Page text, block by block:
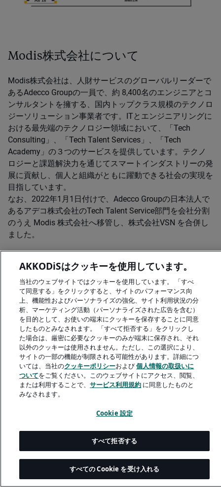
Modis株式会社について
Modis株式会社は、人財サービスのグローバルリーダーで
あるAdecco Groupの一員で、約 8,400名のエンジニアとコ
ンサルタントを擁する、国内トップクラス規模のテクノロ
ジーソリューション事業者です。ITとエンジニアリングに
おける最先端のテクノロジー領域において、「Tech
Consulting」、「Tech Talent Services」、「Tech
Academy」の３つのサービスを提供しています。テクノ
ロジーと課題解決力を通じてスマートインダストリーの発
展に貢献し、個人と組織がともに躍動できる社会の実現を
目指しています。
なお、2022年1月1日付けで、Adecco Groupの日本法人で
あるアデコ株式会社のTech Talent Service部門を会社分割
のうえ Modis 株式会社へ移管し、株式会社VSN を合併し
ました。
Modisウェブサイト
A rendering error occurred:me.replaceAll is not a function.
AKKODiSはクッキーを使用しています。
当社のウェブサイトではクッキーを使用しています。 「すべ
て同意する」をクリックすると、サイトのパフォーマンス向
上、機能性およびパーソナライズの強化、サイト利用状況の分
析、マーケティング活動（パーソナライズされた広告を含む）
を目的として、お使いの端末にクッキーを保存することに同意
したものとみなされます。 「すべて拒否する」をクリックし
た場合は、厳密に必要なクッキーのみが端末に保存され、それ
以外のクッキーは使用されません。ただし、この選択により、
サイトの一部の機能が制限される可能性があります。詳細につ
いては、当社のクッキーポリシーおよび個人情報の取扱いに
ついてをご覧ください。このウェブサイトにアクセス、閲覧、
または利用することで、サービス利用規約 に同意したものと
みなされます。
Cookie 設定
すべて拒否する
すべての Cookie を受け入れる